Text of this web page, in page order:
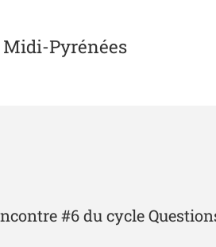
Midi-Pyrénées
#6 du cycle